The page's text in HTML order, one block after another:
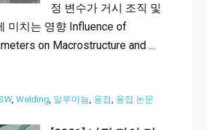
정 변수가 거시 조직 및
미치는 영향 Influence of
on Macrostructure and ...
, Welding, 알루미늄, 용접, 용접 논문